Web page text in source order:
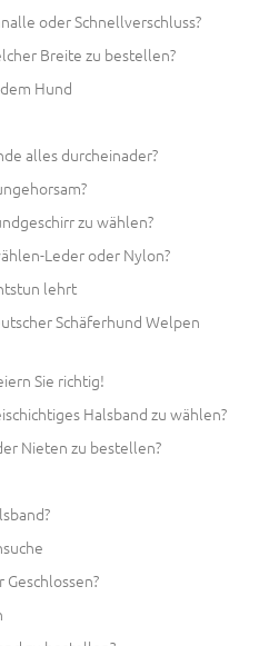
oder Schnellverschluss?
Breite zu bestellen?
Hund
alles durcheinader?
zu wählen?
Leder oder Nylon?
lehrt
Schäferhund Welpen
Sie richtig!
Halsband zu wählen?
Nieten zu bestellen?